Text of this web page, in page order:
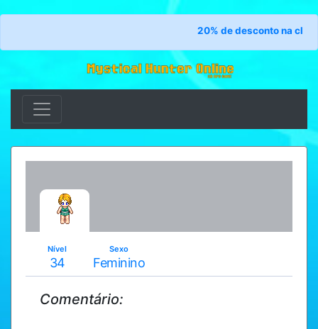
20% de desconto na
Nível
34
Sexo
Feminino
Comentário: